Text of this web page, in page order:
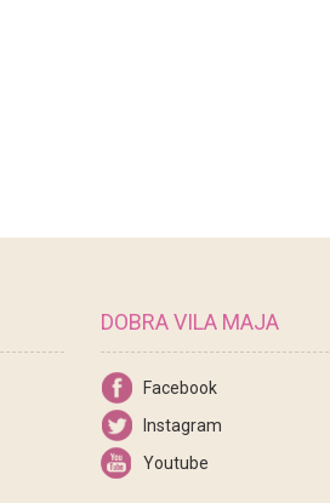
DOBRA VILA MAJA
Facebook
Instagram
Youtube